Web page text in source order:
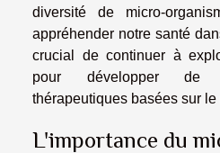
diversité de micro-
appréhender notre santé
crucial de continuer à
pour développer de
thérapeutiques basées sur
L'importance du